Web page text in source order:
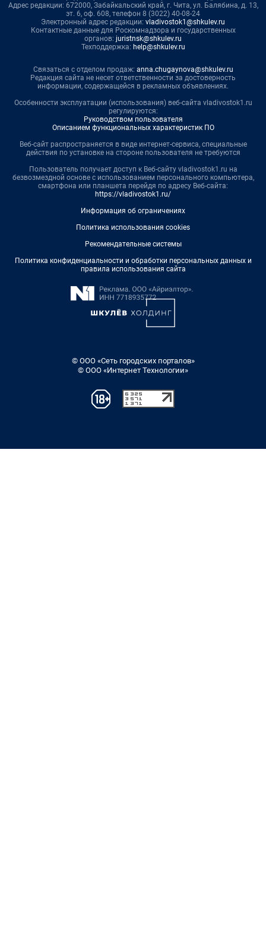
Адрес редакции: 672000, Забайкальский край, г. Чита, ул. Балябина, д. 13,
эт. 6, оф. 608, телефон 8 (3022) 40-08-24
Электронный адрес редакции: vladivostok1@shkulev.ru
Контактные данные для Роскомнадзора и государственных
органов: juristnsk@shkulev.ru
Техподдержка: help@shkulev.ru
Связаться с отделом продаж: anna.chugaynova@shkulev.ru
Редакция сайта не несет ответственности за достоверность
информации, содержащейся в рекламных объявлениях.
Особенности эксплуатации (использования) веб-сайта vladivostok1.ru
регулируются:
Руководством пользователя
Описанием функциональных характеристик ПО
Веб-сайт распространяется в виде интернет-сервиса, специальные
действия по установке на стороне пользователя не требуются
Пользователь получает доступ к Веб-сайту vladivostok1.ru на
безвозмездной основе с использованием персонального компьютера,
смартфона или планшета перейдя по адресу Веб-сайта:
https://vladivostok1.ru/
Информация об ограничениях
Политика использования cookies
Рекомендательные системы
Политика конфиденциальности и обработки персональных данных и
правила использования сайта
© ООО «Сеть городских порталов»
© ООО «Интернет Технологии»